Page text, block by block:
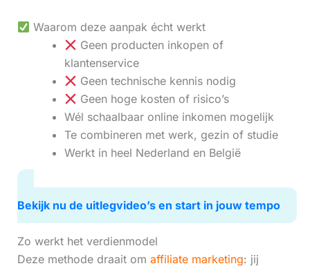
Waarom deze aanpak écht werkt
Geen producten inkopen of
klantenservice
Geen technische kennis nodig
Geen hoge kosten of risico’s
Wél schaalbaar online inkomen mogelijk
Te combineren met werk, gezin of studie
Werkt in heel Nederland en België
Bekijk nu de uitlegvideo’s en start in jouw tempo
Zo werkt het verdienmodel
Deze methode draait om affiliate marketing: jij